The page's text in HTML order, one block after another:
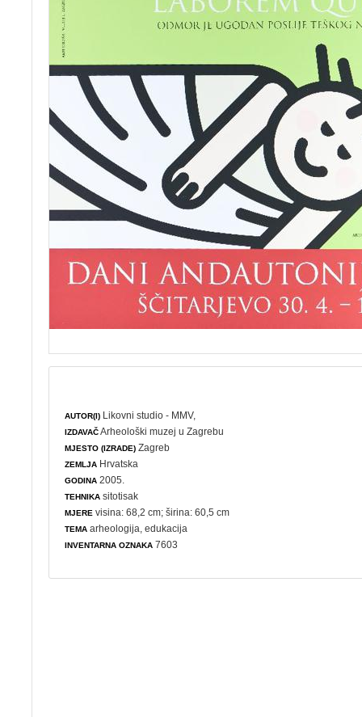
AUTOR(I) Likovni studio - MMV,
IZDAVAČArheološki muzej u Zagrebu
MJESTO (IZRADE) Zagreb
ZEMLJA Hrvatska
GODINA 2005.
TEHNIKA sitotisak
MJERE visina: 68,2 cm; širina: 60,5 cm
TEMA arheologija ,edukacija
INVENTARNA OZNAKA 7603